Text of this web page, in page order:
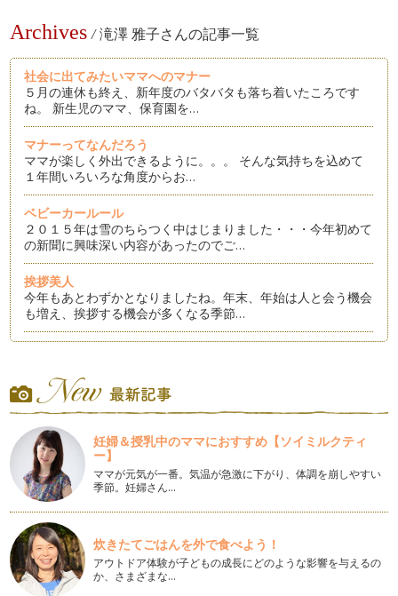
Archives / 滝澤 雅子さんの記事一覧
社会に出てみたいママへのマナー
５月の連休も終え、新年度のバタバタも落ち着いたころです
ね。 新生児のママ、保育園を…
マナーってなんだろう
ママが楽しく外出できるように。。。 そんな気持ちを込めて
１年間いろいろな角度からお…
ベビーカールール
２０１５年は雪のちらつく中はじまりました・・・今年初めて
の新聞に興味深い内容があったのでご…
挨拶美人
今年もあとわずかとなりましたね。年末、年始は人と会う機会
も増え、挨拶する機会が多くなる季節…
づいてきましたね。クリスマス、お正…
七五三 ママの服装
七五三を迎える季節。お子様の七五三はお済みですか？ これ
から、経験されるママも、経験済みの…
ハロウィンのおもてなし
テーマパークでハロウィンのイベントをしたり、ハロウィン用
のコスチュームを作成したり、変身し…
飛行機マナー お子様と一緒 トイレマナー編
夏休み・・・帰省、旅行などで飛行機を利用する予定はありま
すか？交通手段として飛行機が便利な…
妊婦＆授乳中のママにおすすめ【ソイミルクティ
ー】
ママが元気が一番。気温が急激に下がり、体調を崩しやすい
季節。妊婦さん…
炊きたてごはんを外で食べよう！
アウトドア体験が子どもの成長にどのような影響を与えるの
か、さまざまな…